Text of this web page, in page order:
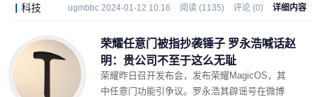
科技 ugmbbc 2024-01-12 10:16 阅读 (1135) 评论 (0) 详细内容
荣耀任意门被指抄袭锤子 罗永浩喊话赵
明：贵公司不至于这么无耻
荣耀昨日召开发布会，发布荣耀MagicOS，其
中任意门功能引争议。罗永浩其辟谣号在微博